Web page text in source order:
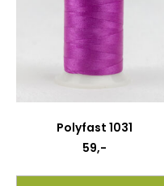
Polyfast 1031
59,-